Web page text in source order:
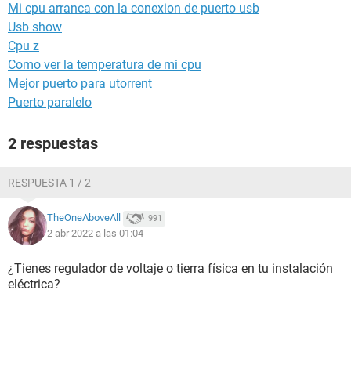
Mi cpu arranca con la conexion de puerto usb
Usb show
Cpu z
Como ver la temperatura de mi cpu
Mejor puerto para utorrent
Puerto paralelo
2 respuestas
RESPUESTA 1 / 2
TheOneAboveAll 991
2 abr 2022 a las 01:04
¿Tienes regulador de voltaje o tierra física en tu instalación
eléctrica?